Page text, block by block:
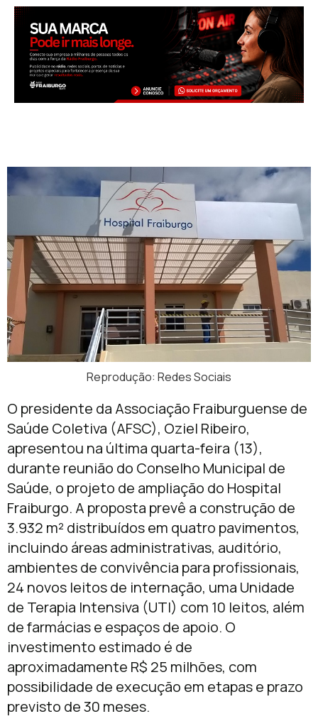
Reprodução: Redes Sociais
O presidente da Associação Fraiburguense de
Saúde Coletiva (AFSC), Oziel Ribeiro,
apresentou na última quarta-feira (13),
durante reunião do Conselho Municipal de
Saúde, o projeto de ampliação do Hospital
Fraiburgo. A proposta prevê a construção de
3.932 m² distribuídos em quatro pavimentos,
incluindo áreas administrativas, auditório,
ambientes de convivência para profissionais,
24 novos leitos de internação, uma Unidade
de Terapia Intensiva (UTI) com 10 leitos, além
de farmácias e espaços de apoio. O
investimento estimado é de
aproximadamente R$ 25 milhões, com
possibilidade de execução em etapas e prazo
previsto de 30 meses.